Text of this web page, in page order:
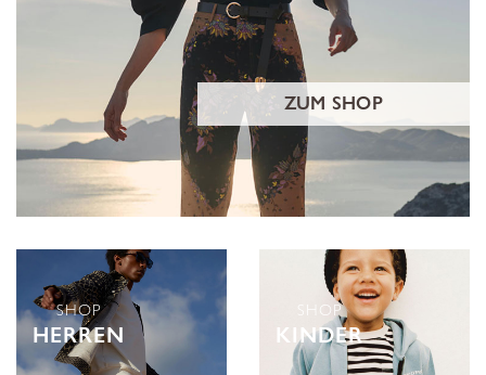
ZUM SHOP
SHOP
HERREN
SHOP
KINDER